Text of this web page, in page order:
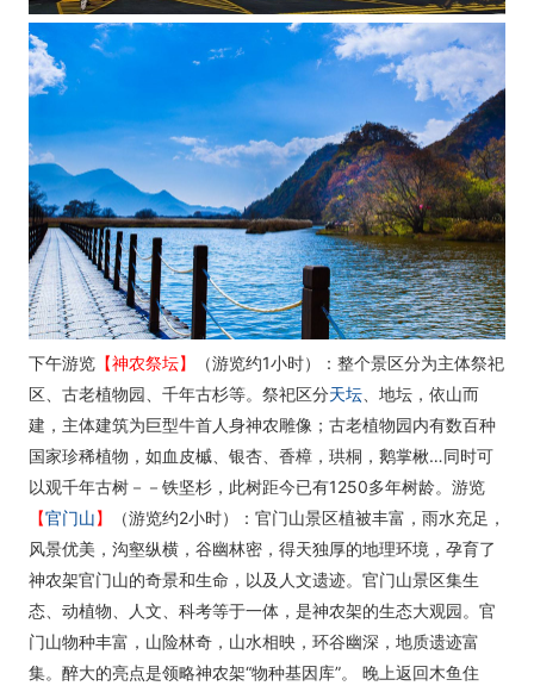
下午游览 【神农祭坛】
（游览约1小时）：整个景区分为主体祭祀
区、古老植物园、千年古杉等。祭祀区分天坛、地坛，依山而
建，主体建筑为巨型牛首人身神农雕像；古老植物园内有数百种
国家珍稀植物，如血皮槭、银杏、香樟，珙桐，鹅掌楸…同时可
以观千年古树－－铁坚杉，此树距今已有1250多年树龄。游览
【官门山】
（游览约2小时）：官门山景区植被丰富，雨水充足，
风景优美，沟壑纵横，谷幽林密，得天独厚的地理环境，孕育了
神农架官门山的奇景和生命，以及人文遗迹。官门山景区集生
态、动植物、人文、科考等于一体，是神农架的生态大观园。官
门山物种丰富，山险林奇，山水相映，环谷幽深，地质遗迹富
集。醉大的亮点是领略神农架“物种基因库”。 晚上返回木鱼住